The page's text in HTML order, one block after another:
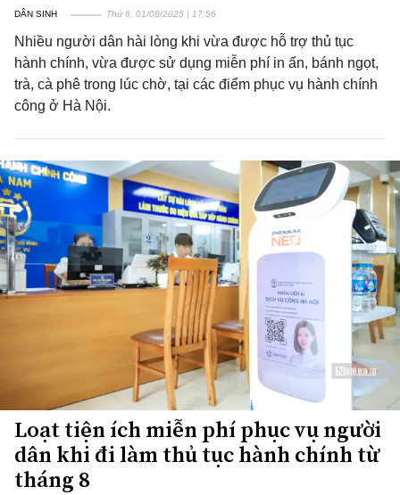
DÂN SINH Thứ 6, 01/08/2025 | 17:56
Nhiều người dân hài lòng khi vừa được hỗ trợ thủ tục
hành chính, vừa được sử dụng miễn phí in ấn, bánh ngọt,
trà, cà phê trong lúc chờ, tại các điểm phục vụ hành chính
công ở Hà Nội.
Loạt tiện ích miễn phí phục vụ người
dân khi đi làm thủ tục hành chính từ
tháng 8